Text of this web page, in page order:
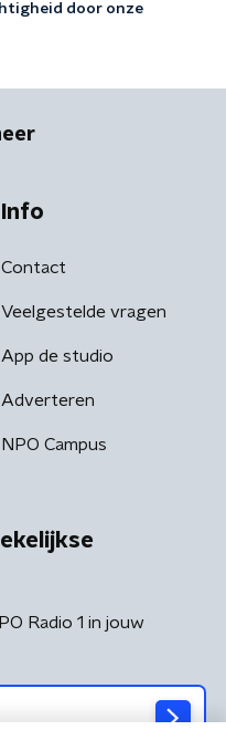
door onze
Info
Contact
Veelgestelde vragen
App de studio
Adverteren
NPO Campus
Radio 1 in jouw